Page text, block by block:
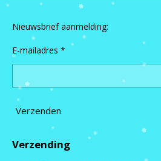
Nieuwsbrief aanmelding:
E-mailadres *
Verzenden
Verzending